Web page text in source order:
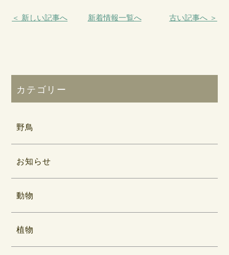
＜ 新しい記事へ 新着情報一覧へ 古い記事へ ＞
カテゴリー
野鳥
お知らせ
動物
植物